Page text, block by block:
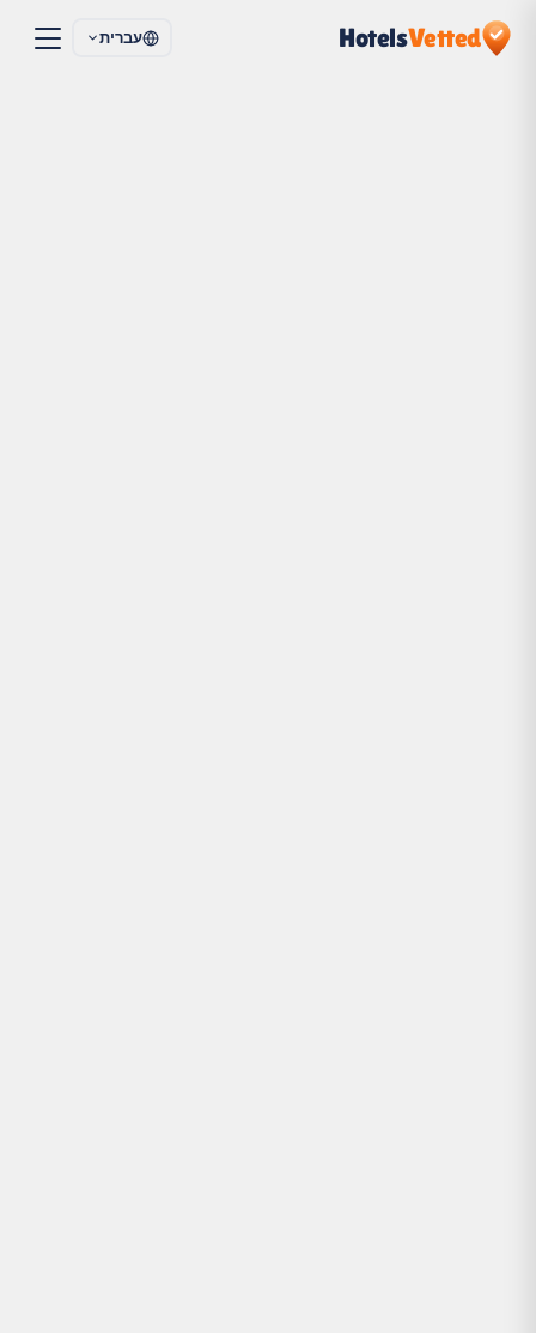
HotelsVetted עברית